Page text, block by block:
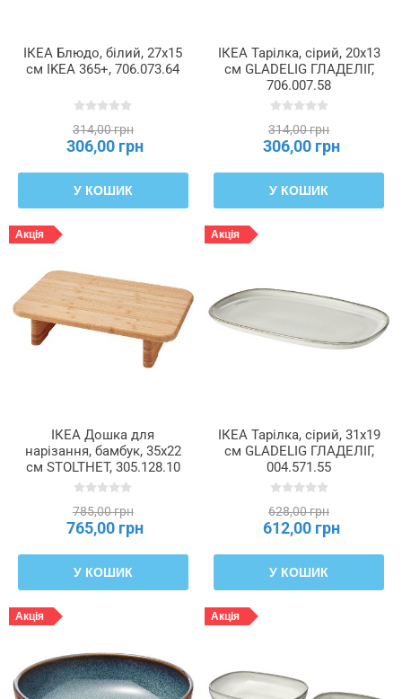
ІКЕА Блюдо, білий, 27x15
см IKEA 365+, 706.073.64
314,00 грн
306,00 грн
У КОШИК
ІКЕА Тарілка, сірий, 20x13
см GLADELIG ГЛАДЕЛІГ,
706.007.58
314,00 грн
306,00 грн
У КОШИК
Акція
ІКЕА Дошка для
нарізання, бамбук, 35x22
см STOLTHET, 305.128.10
785,00 грн
765,00 грн
У КОШИК
Акція
ІКЕА Тарілка, сірий, 31x19
см GLADELIG ГЛАДЕЛІГ,
004.571.55
628,00 грн
612,00 грн
У КОШИК
Акція Акція